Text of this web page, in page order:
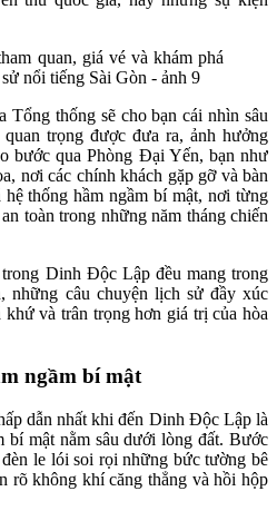
Tổng thống sẽ cho bạn cái nhìn sâu
trọng được đưa ra, ảnh hưởng
bước qua Phòng Đại Yến, bạn như
nơi các chính khách gặp gỡ và bàn
thống hầm ngầm bí mật, nơi từng
toàn trong những năm tháng chiến
Dinh Độc Lập đều mang trong
những câu chuyện lịch sử đầy xúc
và trân trọng hơn giá trị của hòa
ngầm bí mật
dẫn nhất khi đến Dinh Độc Lập là
bí mật nằm sâu dưới lòng đất. Bước
le lói soi rọi những bức tường bê
rõ không khí căng thẳng và hồi hộp